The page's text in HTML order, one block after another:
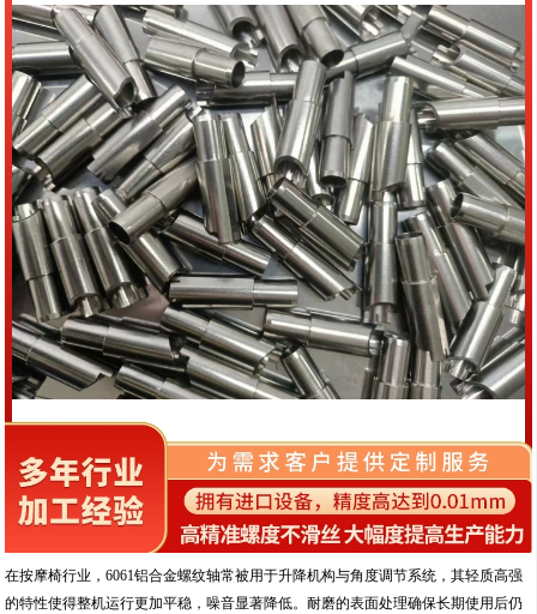
在按摩椅行业，6061铝合金螺纹轴常被用于升降机构与角度调节系统，其轻质高强
的特性使得整机运行更加平稳，噪音显著降低。耐磨的表面处理确保长期使用后仍